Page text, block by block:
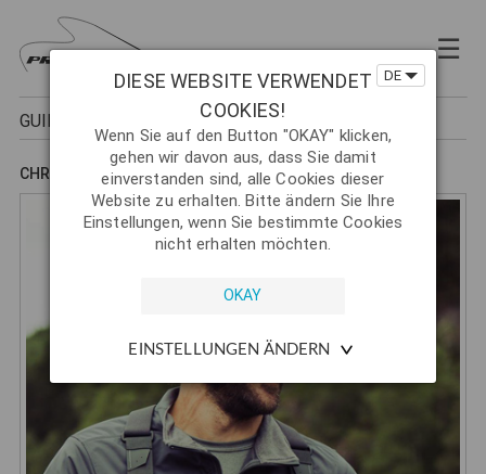
DE
DIESE WEBSITE VERWENDET
COOKIES!
Wenn Sie auf den Button "OKAY" klicken,
gehen wir davon aus, dass Sie damit
einverstanden sind, alle Cookies dieser
Website zu erhalten. Bitte ändern Sie Ihre
Einstellungen, wenn Sie bestimmte Cookies
nicht erhalten möchten.
EINSTELLUNGEN ÄNDERN
×
Kurse
Guiding
Gewässer
News
Reisen & Events
Kontakt
DE EN
☰
GUIDES
CHRISTOF MENZ